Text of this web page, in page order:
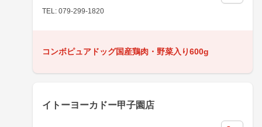
TEL: 079-299-1820
コンボピュアドッグ国産鶏肉・野菜入り600g
イトーヨーカドー甲子園店